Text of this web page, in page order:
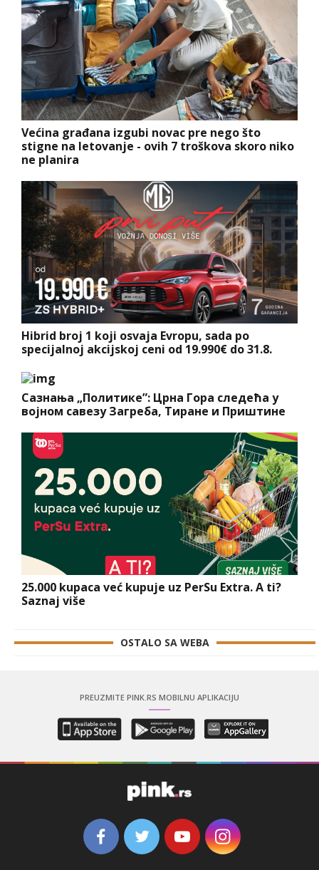
Većina građana izgubi novac pre nego što
stigne na letovanje - ovih 7 troškova skoro niko
ne planira
Hibrid broj 1 koji osvaja Evropu, sada po
specijalnoj akcijskoj ceni od 19.990€ do 31.8.
Сазнања „Политике”: Црна Гора следећа у
војном савезу Загреба, Тиране и Приштине
25.000 kupaca već kupuje uz PerSu Extra. A ti?
Saznaj više
OSTALO SA WEBA
PREUZMITE PINK.RS MOBILNU APLIKACIJU